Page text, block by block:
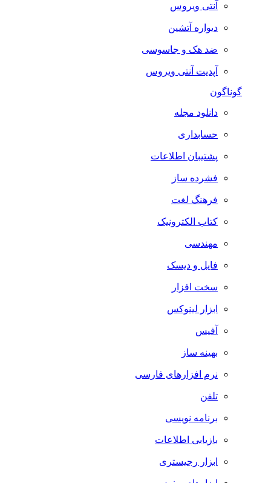
آنتی ویروس
دیواره آتشین
ضد هک و جاسوسی
آپدیت آنتی ویروس
گوناگون
دانلود مجله
حسابداری
پشتیبان اطلاعات
فشرده ساز
فرهنگ لغت
کتاب الکترونیک
مهندسی
فایل و دیسک
سخت افزار
ابزار لینوکس
آفیس
بهینه ساز
نرم افزارهای فارسی
تلفن
برنامه نویسی
بازیابی اطلاعات
ابزار رجیستری